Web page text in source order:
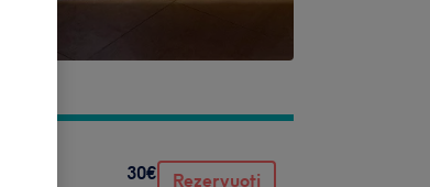
30€
Rezervuoti